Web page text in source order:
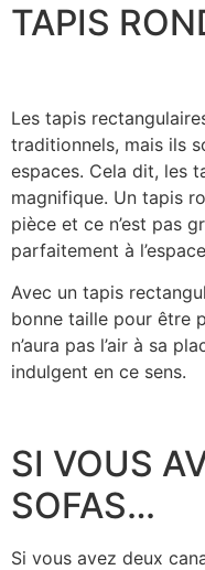
TAPIS
Les tapis
traditionnels, mais ils
espaces. Cela dit, les
magnifique. Un tapis
pièce et ce n’est pas
parfaitement à
Avec un tapis
bonne taille pour être
n’aura pas l’air à sa
indulgent en ce sens.
SI VOUS
SOFAS…
Si vous avez deux